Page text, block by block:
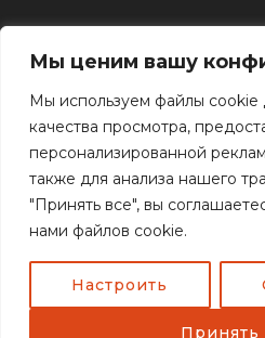
Мы ценим вашу
Мы используем файлы cookie
качества просмотра,
персонализированной
также для анализа нашего
"Принять все", вы
нами файлов cookie.
Настроить
Принять
+7(727) 234-19-23
+7(701) 220-89-16
Алматы, ул.
2908361@mail.ru
© 2026 Arystan